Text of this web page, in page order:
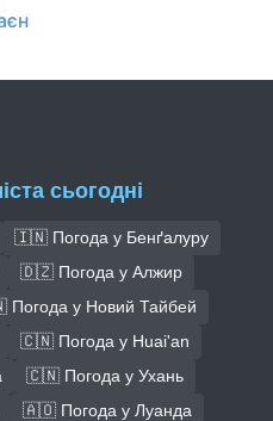
сьогодні
🇮🇳 Погода у Бенґалуру
🇩🇿 Погода у Алжир
у Новий Тайбей
🇨🇳 Погода у Huai'an
🇨🇳 Погода у Ухань
🇦🇴 Погода у Луанда